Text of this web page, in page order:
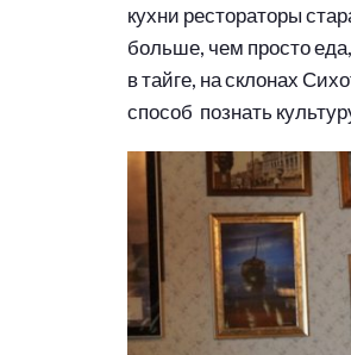
кухни рестораторы
больше, чем просто
в тайге, на склонах
способ познать